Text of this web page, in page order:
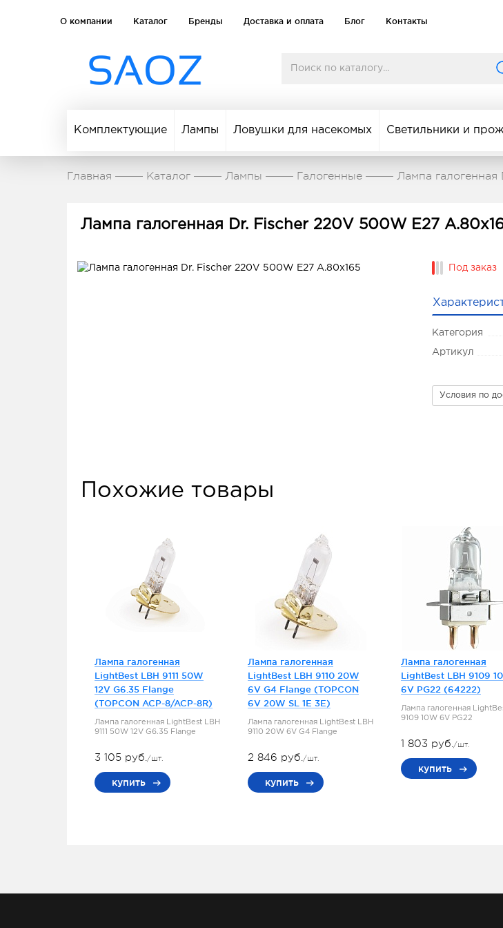
О компании Каталог Бренды Доставка и оплата Блог Контакты
Комплектующие Лампы Ловушки для насекомых Светильники и
Главная Каталог Лампы Галогенные Лампа
Лампа галогенная Dr. Fischer 220V 500W E27
Под заказ
Категория
Артикул
Условия по
Похожие товары
Лампа галогенная
LightBest LBH 9111 50W
12V G6.35 Flange
(TOPCON ACP-8/ACP-8R)
Лампа галогенная LightBest LBH
9111 50W 12V G6.35 Flange
3 105 руб./шт.
купить
Лампа галогенная
LightBest LBH 9110 20W
6V G4 Flange (TOPCON
6V 20W SL 1E 3E)
Лампа галогенная LightBest LBH
9110 20W 6V G4 Flange
2 846 руб./шт.
купить
Лампа галогенная
LightBest LBH 9109
6V PG22 (64222)
Лампа галогенная
9109 10W 6V PG22
1 803 руб./шт.
купить